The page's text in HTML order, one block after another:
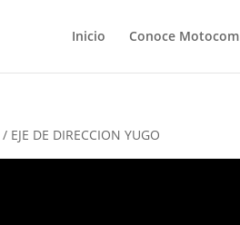
Inicio Conoce Motocom
/ EJE DE DIRECCION YUGO